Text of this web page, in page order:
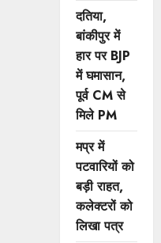
दतिया,
बांकीपुर में
हार पर BJP
में घमासान,
पूर्व CM से
मिले PM
मप्र में
पटवारियों को
बड़ी राहत,
कलेक्टरों को
लिखा पत्र